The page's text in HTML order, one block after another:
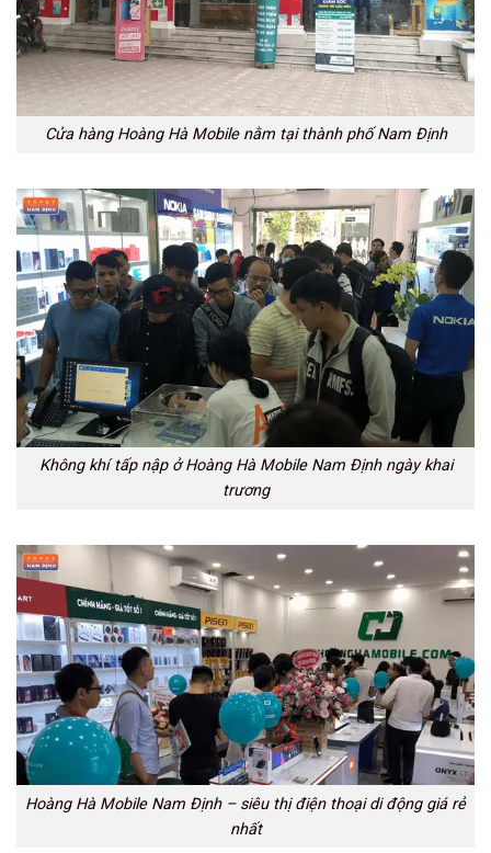
Cửa hàng Hoàng Hà Mobile nằm tại thành phố Nam Định
Không khí tấp nập ở Hoàng Hà Mobile Nam Định ngày khai
trương
Hoàng Hà Mobile Nam Định – siêu thị điện thoại di động giá rẻ
nhất